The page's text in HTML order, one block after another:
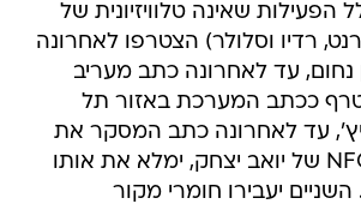
שאינה טלוויזיונית של
(אינטרנט, רדיו וסלולר) הצטרפו לאחרונה
נחום, עד לאחרונה כתב מעריב
ככתב המערכת באזור תל
עד לאחרונה כתב המסקר את
ירושלים באתר NFC של יואב יצחק, ימלא את אותו
בנענע10. השניים יעבירו חומרי מקור